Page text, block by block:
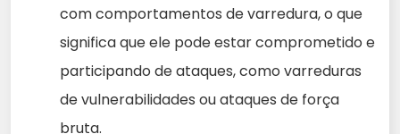
com comportamentos de varredura, o que
significa que ele pode estar comprometido e
participando de ataques, como varreduras
de vulnerabilidades ou ataques de força
bruta.